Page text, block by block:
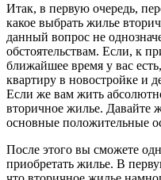
Итак, в первую очередь,
какое выбрать жилье
данный вопрос не
обстоятельствам. Если, к
ближайшее время у вас
квартиру в новостройке и
Если же вам жить
вторичное жилье. Давайте
основные положительные
После этого вы сможете
приобретать жилье. В